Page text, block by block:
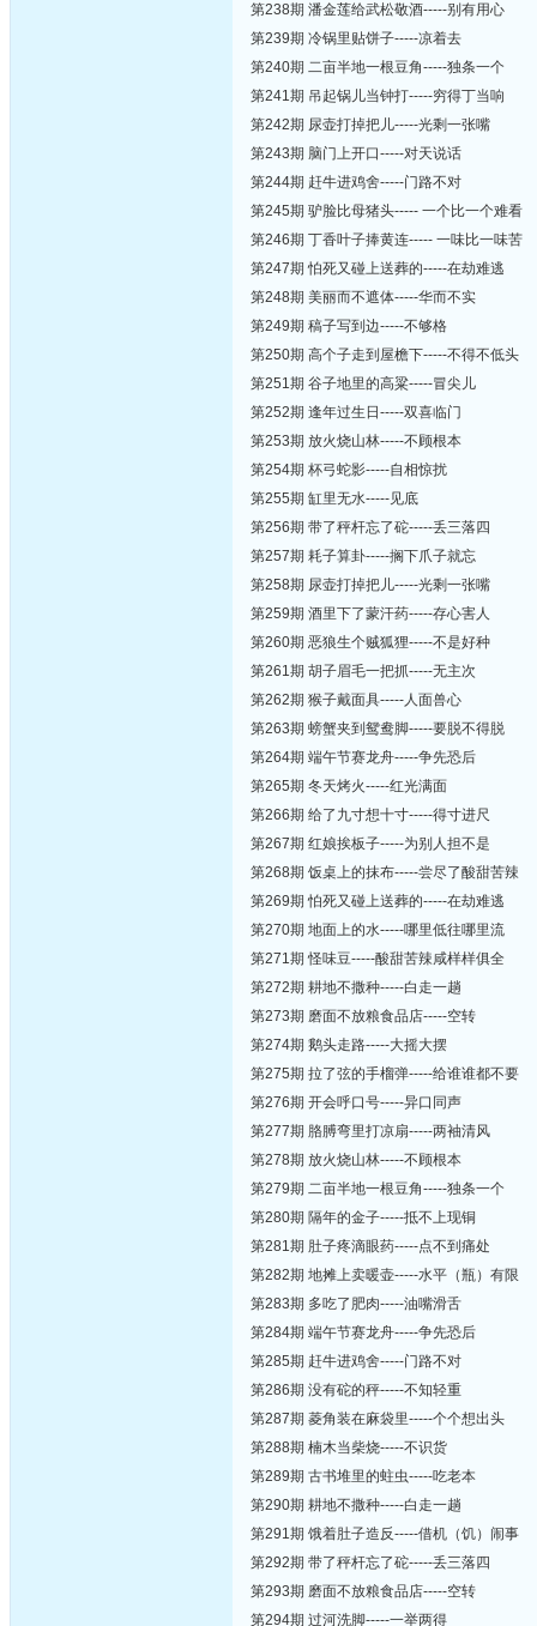
第238期 潘金莲给武松敬酒-----别有用心
第239期 冷锅里贴饼子-----凉着去
第240期 二亩半地一根豆角-----独条一个
第241期 吊起锅儿当钟打-----穷得丁当响
第242期 尿壶打掉把儿-----光剩一张嘴
第243期 脑门上开口-----对天说话
第244期 赶牛进鸡舍-----门路不对
第245期 驴脸比母猪头----- 一个比一个难看
第246期 丁香叶子捧黄连----- 一味比一味苦
第247期 怕死又碰上送葬的-----在劫难逃
第248期 美丽而不遮体-----华而不实
第249期 稿子写到边-----不够格
第250期 高个子走到屋檐下-----不得不低头
第251期 谷子地里的高粱-----冒尖儿
第252期 逢年过生日-----双喜临门
第253期 放火烧山林-----不顾根本
第254期 杯弓蛇影-----自相惊扰
第255期 缸里无水-----见底
第256期 带了秤杆忘了砣-----丢三落四
第257期 耗子算卦-----搁下爪子就忘
第258期 尿壶打掉把儿-----光剩一张嘴
第259期 酒里下了蒙汗药-----存心害人
第260期 恶狼生个贼狐狸-----不是好种
第261期 胡子眉毛一把抓-----无主次
第262期 猴子戴面具-----人面兽心
第263期 螃蟹夹到鸳鸯脚-----要脱不得脱
第264期 端午节赛龙舟-----争先恐后
第265期 冬天烤火-----红光满面
第266期 给了九寸想十寸-----得寸进尺
第267期 红娘挨板子-----为别人担不是
第268期 饭桌上的抹布-----尝尽了酸甜苦辣
第269期 怕死又碰上送葬的-----在劫难逃
第270期 地面上的水-----哪里低往哪里流
第271期 怪味豆-----酸甜苦辣咸样样俱全
第272期 耕地不撒种-----白走一趟
第273期 磨面不放粮食品店-----空转
第274期 鹅头走路-----大摇大摆
第275期 拉了弦的手榴弹-----给谁谁都不要
第276期 开会呼口号-----异口同声
第277期 胳膊弯里打凉扇-----两袖清风
第278期 放火烧山林-----不顾根本
第279期 二亩半地一根豆角-----独条一个
第280期 隔年的金子-----抵不上现铜
第281期 肚子疼滴眼药-----点不到痛处
第282期 地摊上卖暖壶-----水平（瓶）有限
第283期 多吃了肥肉-----油嘴滑舌
第284期 端午节赛龙舟-----争先恐后
第285期 赶牛进鸡舍-----门路不对
第286期 没有砣的秤-----不知轻重
第287期 菱角装在麻袋里-----个个想出头
第288期 楠木当柴烧-----不识货
第289期 古书堆里的蛀虫-----吃老本
第290期 耕地不撒种-----白走一趟
第291期 饿着肚子造反-----借机（饥）闹事
第292期 带了秤杆忘了砣-----丢三落四
第293期 磨面不放粮食品店-----空转
第294期 过河洗脚-----一举两得